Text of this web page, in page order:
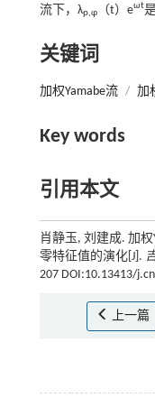
流下，λp,φ（t）eωt
关键词
加权Yamabe流 / 加
Key words
引用本文
肖静玉, 刘建成. 加
零特征值的演化[J].
207 DOI:10.13413/
上一篇